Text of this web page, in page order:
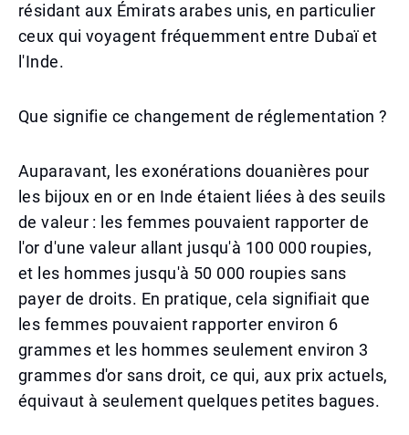
résidant aux Émirats arabes unis, en particulier
ceux qui voyagent fréquemment entre Dubaï et
l'Inde.
Que signifie ce changement de réglementation ?
Auparavant, les exonérations douanières pour
les bijoux en or en Inde étaient liées à des seuils
de valeur : les femmes pouvaient rapporter de
l'or d'une valeur allant jusqu'à 100 000 roupies,
et les hommes jusqu'à 50 000 roupies sans
payer de droits. En pratique, cela signifiait que
les femmes pouvaient rapporter environ 6
grammes et les hommes seulement environ 3
grammes d'or sans droit, ce qui, aux prix actuels,
équivaut à seulement quelques petites bagues.